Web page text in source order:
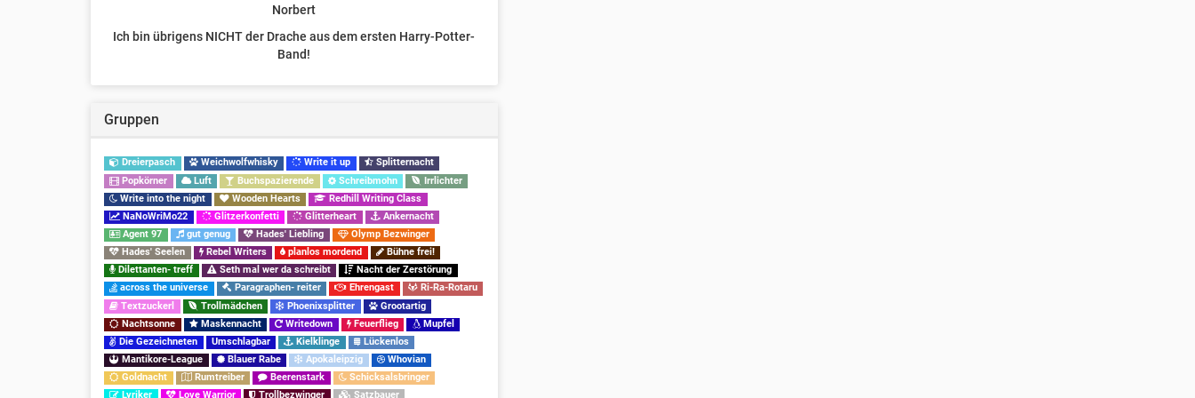
Norbert
Ich bin übrigens NICHT der Drache aus dem ersten Harry-Potter-
Band!
Gruppen
Dreierpasch Weichwolfwhisky Write it up
Splitternacht
Popkörner
Luft Buchspazierende Schreibmohn
Irrlichter
Write into the night
Wooden Hearts
Redhill Writing Class
NaNoWriMo22
Glitzerkonfetti Glitterheart
Ankernacht
Agent 97
gut genug Hades' Liebling
Olymp Bezwinger
Hades' Seelen
Rebel Writers planlos mordend
Bühne frei!
Dilettanten- treff
Seth mal wer da schreibt
Nacht der Zerstörung
across the universe
Paragraphen- reiter Ehrengast
Ri-Ra-Rotaru
Textzuckerl
Trollmädchen Phoenixsplitter
Grootartig
Nachtsonne
Maskennacht Writedown Feuerflieg
Mupfel
Die Gezeichneten
Umschlagbar Kielklinge
Lückenlos
Mantikore-League
Blauer Rabe Apokaleipzig
Whovian
Goldnacht
Rumtreiber Beerenstark
Schicksalsbringer
Lyriker
Love Warrior Trollbezwinger Satzbauer